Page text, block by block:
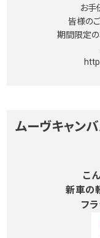
お手
皆様の
期間限定の
ムーヴキャンバ
こ
新車の
フ